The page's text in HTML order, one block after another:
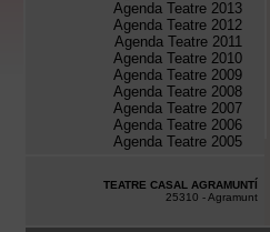
Agenda Teatre 2013
Agenda Teatre 2012
Agenda Teatre 2011
Agenda Teatre 2010
Agenda Teatre 2009
Agenda Teatre 2008
Agenda Teatre 2007
Agenda Teatre 2006
Agenda Teatre 2005
TEATRE CASAL AGRAMUNTÍ
25310 - Agramunt